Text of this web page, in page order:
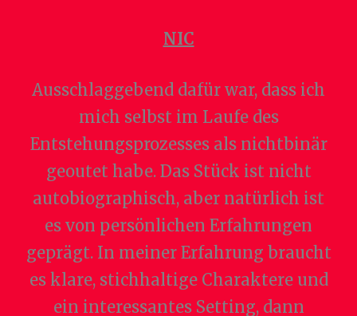
NIC
Ausschlaggebend dafür war, dass ich
mich selbst im Laufe des
Entstehungsprozesses als nichtbinär
geoutet habe. Das Stück ist nicht
autobiographisch, aber natürlich ist
es von persönlichen Erfahrungen
geprägt. In meiner Erfahrung braucht
es klare, stichhaltige Charaktere und
ein interessantes Setting, dann